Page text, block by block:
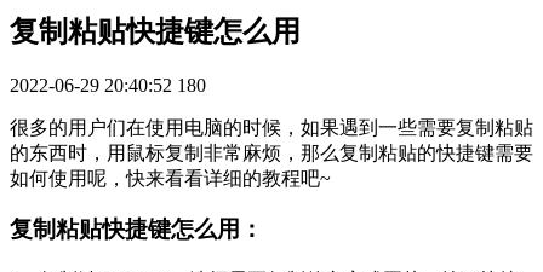
复制粘贴快捷键怎么用
2022-06-29 20:40:52 180
很多的用户们在使用电脑的时候，如果遇到一些需要复制粘贴
的东西时，用鼠标复制非常麻烦，那么复制粘贴的快捷键需要
如何使用呢，快来看看详细的教程吧~
复制粘贴快捷键怎么用：